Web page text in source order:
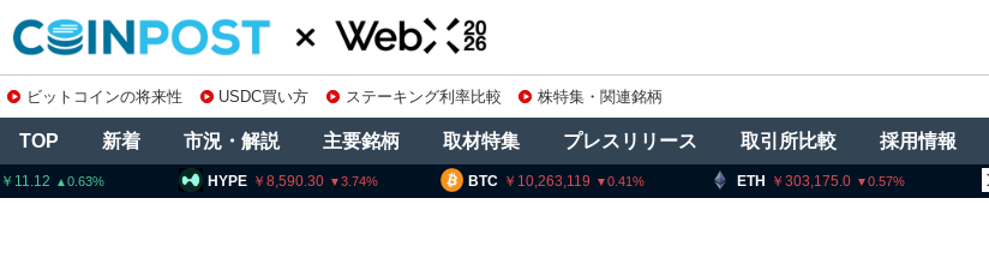
ビットコインの将来性 USDC買い方 ステーキング利率比較 株特集・関連銘柄
TOP 新着 市況・解説 主要銘柄 取材特集 プレスリリース 取引所比較 採用情報
BTC 10,263,119 0.41 ETH 303,175.0 0.57 XRP
HYPE 3.74